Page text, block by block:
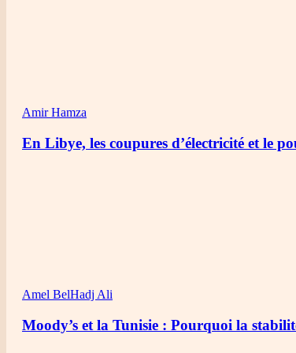
Amir Hamza
En Libye, les coupures d’électricité et le
Amel BelHadj Ali
Moody’s et la Tunisie : Pourquoi la